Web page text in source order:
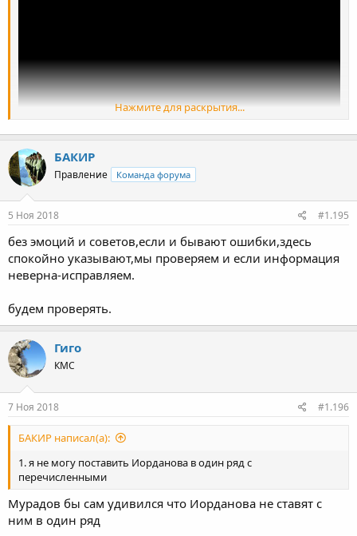
[/QUOTE
Руку подняли Гадисову, следовательно он и выграл , там нет
проигрыша, не надо людей в заблуждение водить , всегда
желанию кого то
Нажмите для раскрытия...
БАКИР
Правление Команда форума
5 Ноя 2018 #1.195
без эмоций и советов,если и бывают ошибки,здесь
спокойно указывают,мы проверяем и если информация
неверна-исправляем.
будем проверять.
Гиго
КМС
7 Ноя 2018 #1.196
БАКИР написал(а):
1. я не могу поставить Иорданова в один ряд с
перечисленными
Мурадов бы сам удивился что Иорданова не ставят с
ним в один ряд